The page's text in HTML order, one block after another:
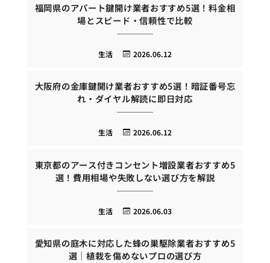
福岡県のアパート鍵開け業者おすすめ5選！料金相
場とスピード・信頼性で比較
2026.06.12
生活
大阪府の金庫鍵開け業者おすすめ5選！暗証番号忘
れ・ダイヤル解読に即日対応
2026.06.12
生活
東京都のアース付きコンセント増設業者おすすめ5
選！費用相場や失敗しない選び方を解説
2026.06.03
生活
愛知県の庭木に対応した蜂の巣駆除業者おすすめ5
選｜植栽を傷めないプロの選び方